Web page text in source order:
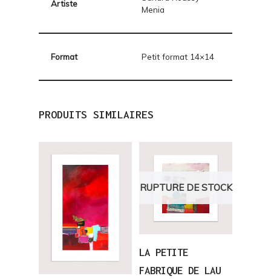
Artiste
Menia
Format Petit format 14×14
PRODUITS SIMILAIRES
RUPTURE DE STOCK
LA PETITE
FABRIQUE DE LAU